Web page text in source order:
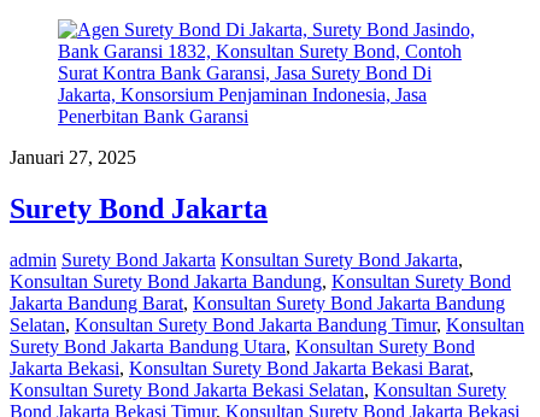
Januari 27, 2025
Surety Bond Jakarta
admin Surety Bond Jakarta Konsultan Surety Bond Jakarta,
Konsultan Surety Bond Jakarta Bandung, Konsultan Surety Bond
Jakarta Bandung Barat, Konsultan Surety Bond Jakarta Bandung
Selatan, Konsultan Surety Bond Jakarta Bandung Timur, Konsultan
Surety Bond Jakarta Bandung Utara, Konsultan Surety Bond
Jakarta Bekasi, Konsultan Surety Bond Jakarta Bekasi Barat,
Konsultan Surety Bond Jakarta Bekasi Selatan, Konsultan Surety
Bond Jakarta Bekasi Timur, Konsultan Surety Bond Jakarta Bekasi